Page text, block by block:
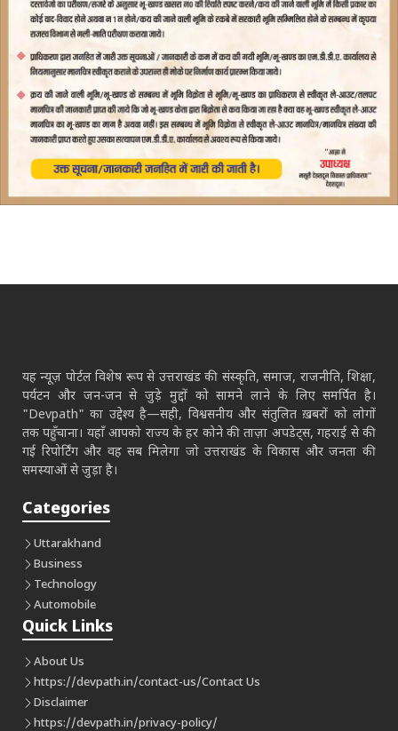
यह न्यूज़ पोर्टल विशेष रूप से उत्तराखंड की संस्कृति, समाज, राजनीति, शिक्षा,
पर्यटन और जन-जन से जुड़े मुद्दों को सामने लाने के लिए समर्पित है।
"Devpath" का उद्देश्य है—सही, विश्वसनीय और संतुलित ख़बरों को लोगों
तक पहुँचाना। यहाँ आपको राज्य के हर कोने की ताज़ा अपडेट्स, गहराई से की
गई रिपोर्टिंग और वह सब मिलेगा जो उत्तराखंड के विकास और जनता की
समस्याओं से जुड़ा है।
Categories
Uttarakhand
Business
Technology
Automobile
Quick Links
About Us
https://devpath.in/contact-us/Contact Us
Disclaimer
https://devpath.in/privacy-policy/